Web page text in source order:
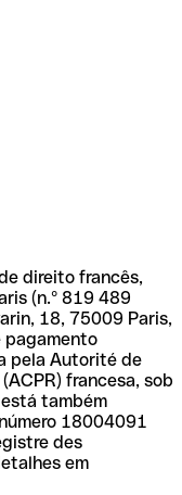
direito francês,
(n.º 819 489
18, 75009 Paris,
pagamento
pela Autorité de
francesa, sob
também
18004091
des
em